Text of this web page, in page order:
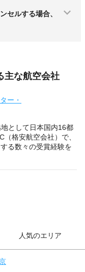
セルする場合、
主な航空会社
ー・
として日本国内16都
格安航空会社）で、
る数々の受賞経験を
人気のエリア